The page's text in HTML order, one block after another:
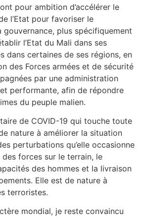
pour ambition d’accélérer le
l’Etat pour favoriser le
plus spécifiquement
l’Etat du Mali dans ses
dans certaines de ses régions, en
des Forces armées et de sécurité
par une administration
performante, afin de répondre
du peuple malien.
de COVID-19 qui touche toute
nature à améliorer la situation
perturbations qu’elle occasionne
forces sur le terrain, le
des hommes et la livraison
Elle est de nature à
terroristes.
mondial, je reste convaincu